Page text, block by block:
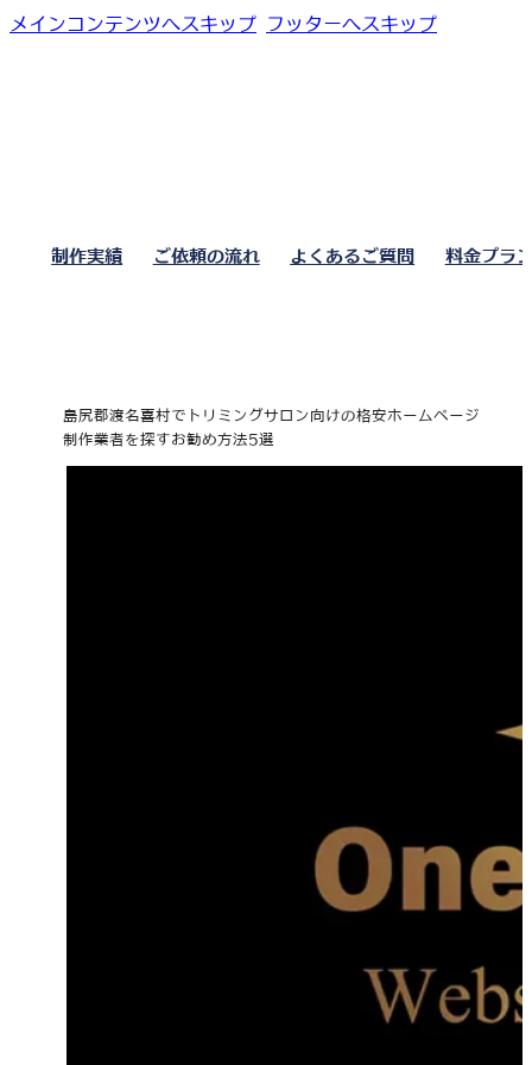
メインコンテンツへスキップ フッターへスキップ
制作実績 ご依頼の流れ よくあるご質問 料金プラ
島尻郡渡名喜村でトリミングサロン向けの格安ホームページ
制作業者を探すお勧め方法5選